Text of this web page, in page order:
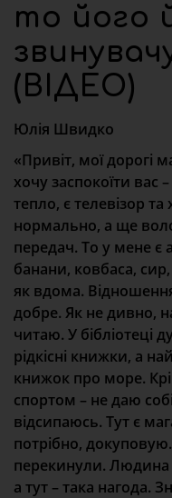
то його
(ВІДЕО)
Юлія Швидко
«Привіт, мої дорогі
хочу заспокоїти вас
тепло, є телевізор
нормально, а ще
передач. То у мене
банани, ковбаса,
як вдома.
добре. Як не дивно,
читаю. У бібліотеці
рідкісні книжки, а
книжок про море.
спортом – не даю
відсипаюсь. Тут є
потрібно,
перекинули. Людина
а тут – така